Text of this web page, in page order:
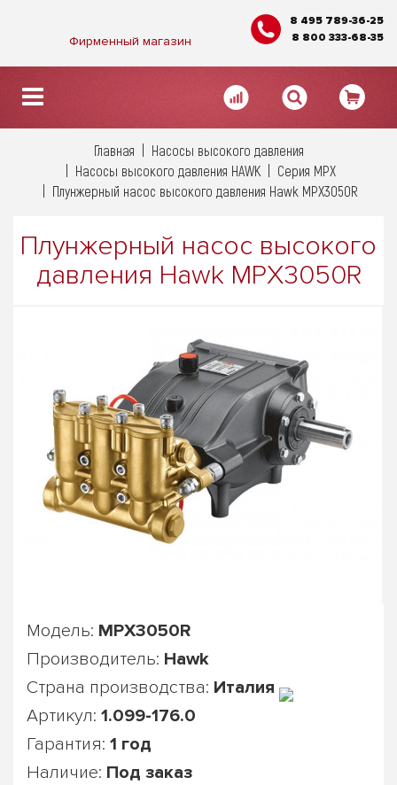
Фирменный магазин
8 495 789-36-25
8 800 333-68-35
Главная
Насосы высокого давления
Насосы высокого давления HAWK
Серия MPX
Плунжерный насос высокого давления Hawk MPX3050R
Плунжерный насос высокого
давления Hawk MPX3050R
Модель: MPX3050R
Производитель: Hawk
Страна производства: Италия
Артикул: 1.099-176.0
Гарантия: 1 год
Наличие: Под заказ